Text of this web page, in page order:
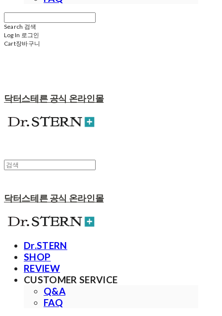
Search 검색
Log In 로그인
Cart장바구니
닥터스테른 공식 온라인몰
닥터스테른 공식 온라인몰
Dr.STERN
SHOP
REVIEW
CUSTOMER SERVICE
Q&A
FAQ